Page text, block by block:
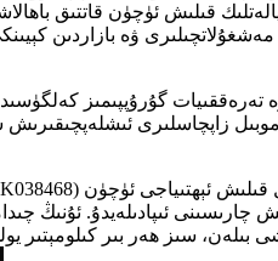
قىلىش ئۈچۈن قاتتىق
ۋە بازاردىن
گۇرۇپپىمىز
زاپچاسلىرى
ئىپادىلەيدۇ. ئۇنىڭ